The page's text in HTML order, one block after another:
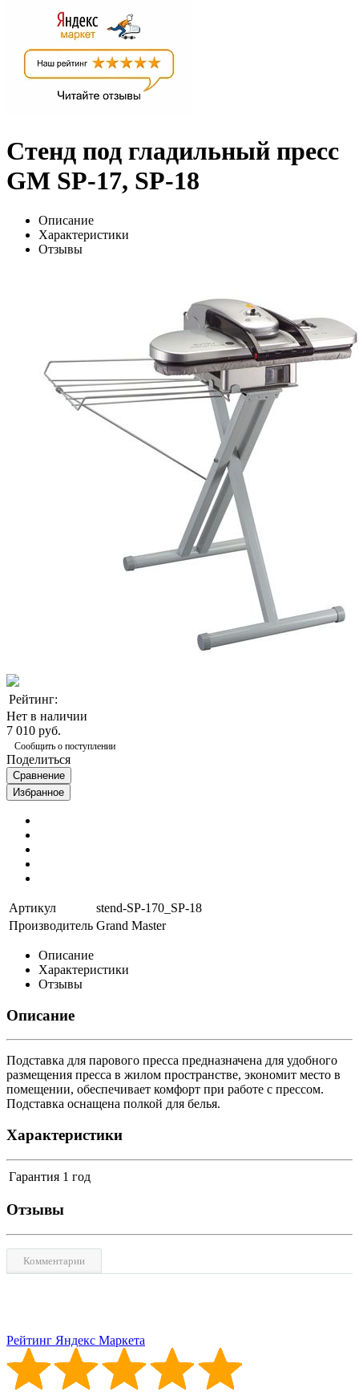
Стенд под гладильный пресс
GM SP-17, SP-18
Описание
Характеристики
Отзывы
Рейтинг:
Нет в наличии
7 010 руб.
Сообщить о поступлении
Поделиться
Сравнение
Избранное
Артикул
stend-SP-170_SP-18
Производитель Grand Master
Описание
Характеристики
Отзывы
Описание
Подставка для парового пресса предназначена для удобного
размещения пресса в жилом пространстве, экономит место в
помещении, обеспечивает комфорт при работе с прессом.
Подставка оснащена полкой для белья.
Характеристики
Гарантия 1 год
Отзывы
Комментарии
Рейтинг Яндекс Маркета